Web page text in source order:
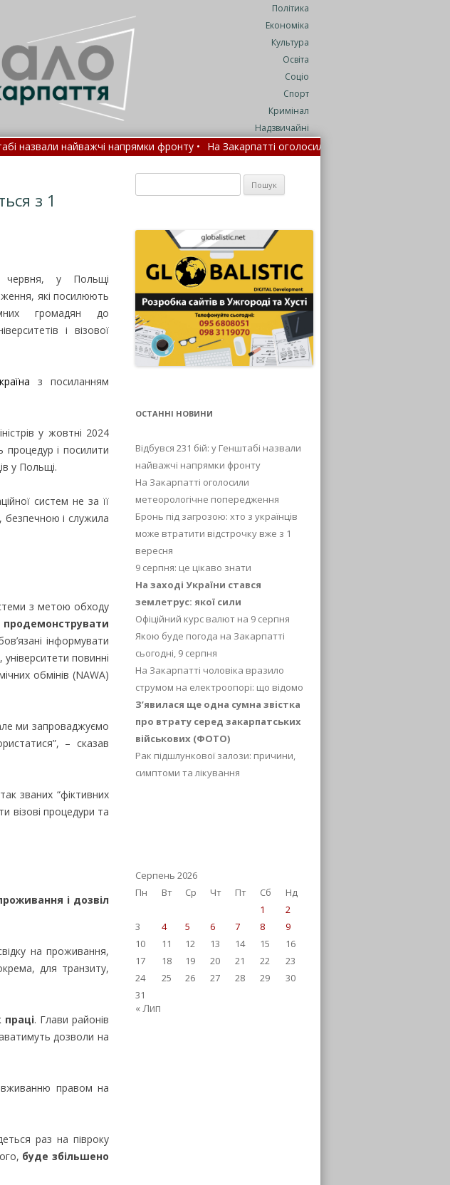
Політика
Економіка
Культура
Освіта
Соціо
Спорт
Кримінал
Надзвичайні
напрямки фронту • На Закарпатті оголосили метеорологічне попередження •
поїздів 8 серпня •
з 1
червня, у Польщі
які посилюють
громадян до
і візової
з посиланням
у жовтні 2024
і посилити
у Польщі.
систем не за її
і служила
з метою обходу
інформувати
повинні
обмінів (NAWA)
ми запроваджуємо
– сказав
званих “фіктивних
візові процедури та
і дозвіл
на проживання,
для транзиту,
. Глави районів
дозволи на
правом на
раз на півроку
буде збільшено
ОСТАННІ НОВИНИ
Відбувся 231 бій: у Генштабі назвали
найважчі напрямки фронту
На Закарпатті оголосили
метеорологічне попередження
Бронь під загрозою: хто з українців
може втратити відстрочку вже з 1
вересня
9 серпня: це цікаво знати
На заході України стався
землетрус: якої сили
Офіційний курс валют на 9 серпня
Якою буде погода на Закарпатті
сьогодні, 9 серпня
На Закарпатті чоловіка вразило
струмом на електроопорі: що відомо
З’явилася ще одна сумна звістка
про втрату серед закарпатських
військових (ФОТО)
Рак підшлункової залози: причини,
симптоми та лікування
Серпень 2026
Пн
Вт Ср Чт Пт Сб
Нд
1
2
3
4 5 6 7 8
9
10
11 12 13 14 15
16
17
18 19 20 21 22
23
24
25 26 27 28 29
30
31
« Лип